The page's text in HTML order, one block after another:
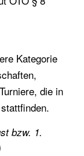
Kategorie
die in
bzw. 1.